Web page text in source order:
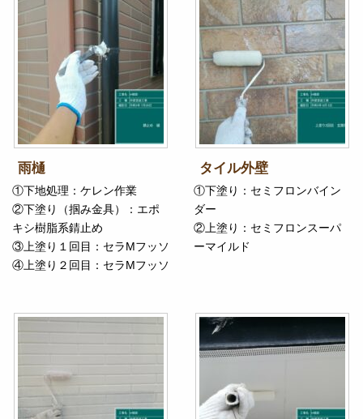
雨樋
①下地処理：ケレン作業
②下塗り（掴み金具）：エポ
キシ樹脂系錆止め
③上塗り１回目：セラMフッソ
④上塗り２回目：セラMフッソ
タイル外壁
①下塗り：セミフロンバイン
ダー
②上塗り：セミフロンスーパ
ーマイルド